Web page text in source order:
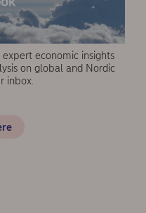
economic insights
on global and Nordic
inbox.